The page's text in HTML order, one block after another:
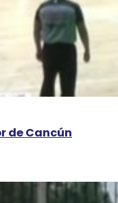
de Cancún